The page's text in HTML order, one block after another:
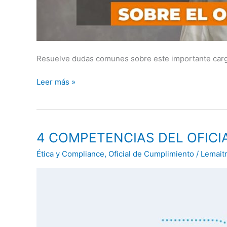
Resuelve dudas comunes sobre este importante
Leer más »
4 COMPETENCIAS DEL
Ética y Compliance, Oficial de Cumplimiento /
4
DEL